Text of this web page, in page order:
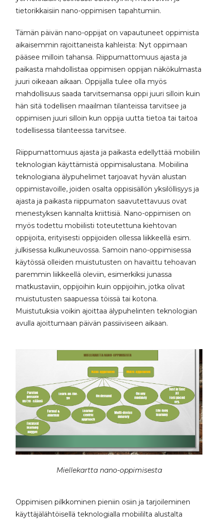
tietorikkaisiin nano-oppimisen tapahtumiin.
Tämän päivän nano-oppijat on vapautuneet oppimista
aikaisemmin rajoittaneista kahleista: Nyt oppimaan
pääsee milloin tahansa. Riippumattomuus ajasta ja
paikasta mahdollistaa oppimisen oppijan näkökulmasta
juuri oikeaan aikaan. Oppijalla tulee olla myös
mahdollisuus saada tarvitsemansa oppi juuri silloin kuin
hän sitä todellisen maailman tilanteissa tarvitsee ja
oppimisen juuri silloin kun oppija uutta tietoa tai taitoa
todellisessa tilanteessa tarvitsee.
Riippumattomuus ajasta ja paikasta edellyttää mobiilin
teknologian käyttämistä oppimisalustana. Mobiilina
teknologiana älypuhelimet tarjoavat hyvän alustan
oppimistavoille, joiden osalta oppisisällön yksilöllisyys ja
ajasta ja paikasta riippumaton saavutettavuus ovat
menestyksen kannalta kriittisiä. Nano-oppimisen on
myös todettu mobiilisti toteutettuna kiehtovan
oppijoita, erityisesti oppijoiden ollessa liikkeellä esim.
julkisessa kulkuneuvossa. Samoin nano-oppimisessa
käytössä olleiden muistutusten on havaittu tehoavan
paremmin liikkeellä oleviin, esimerkiksi junassa
matkustaviin, oppijoihin kuin oppijoihin, jotka olivat
muistutusten saapuessa töissä tai kotona.
Muistutuksia voikin ajoittaa älypuhelinten teknologian
avulla ajoittumaan päivän passiiviseen aikaan.
Miellekartta nano-oppimisesta
Oppimisen pilkkominen pieniin osiin ja tarjoileminen
käyttäjälähtöisellä teknologialla mobiililta alustalta